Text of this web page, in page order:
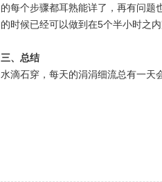
的每个步骤都耳熟能详了，再有问题
的时候已经可以做到在5个半小时之
三、总结
水滴石穿，每天的涓涓细流总有一天